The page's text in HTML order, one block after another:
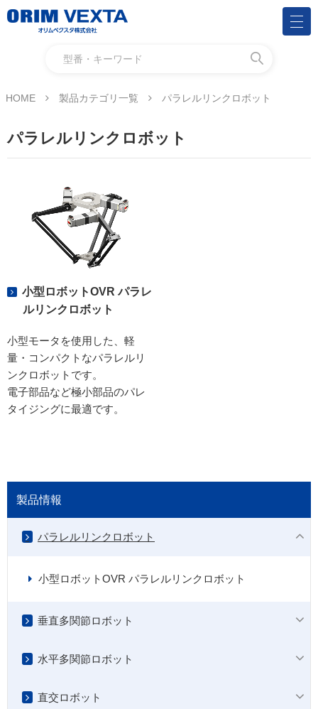
HOME 製品カテゴリ一覧 パラレルリンクロボット
パラレルリンクロボット
小型ロボットOVR パラレ
ルリンクロボット
小型モータを使用した、軽
量・コンパクトなパラレルリ
ンクロボットです。
電子部品など極小部品のパレ
タイジングに最適です。
製品情報
パラレルリンクロボット
小型ロボットOVR パラレルリンクロボット
垂直多関節ロボット
水平多関節ロボット
直交ロボット